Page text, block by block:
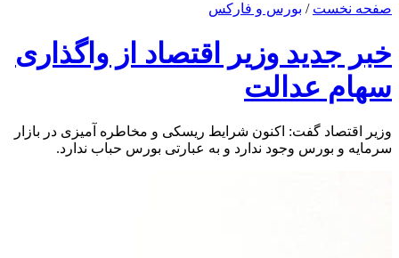
صفحه نخست / بورس و فارکس
خبر جدید وزیر اقتصاد از واگذاری
سهام عدالت
وزیر اقتصاد گفت: اکنون شرایط ریسکی و مخاطره آمیزی در بازار
سرمایه و بورس وجود ندارد و به عبارتی بورس حباب ندارد.